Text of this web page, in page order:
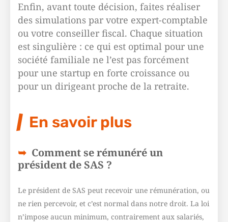
Enfin, avant toute décision, faites réaliser
des simulations par votre expert-comptable
ou votre conseiller fiscal. Chaque situation
est singulière : ce qui est optimal pour une
société familiale ne l’est pas forcément
pour une startup en forte croissance ou
pour un dirigeant proche de la retraite.
En savoir plus
Comment se rémunéré un
président de SAS ?
Le président de SAS peut recevoir une rémunération, ou
ne rien percevoir, et c’est normal dans notre droit. La loi
n’impose aucun minimum, contrairement aux salariés,